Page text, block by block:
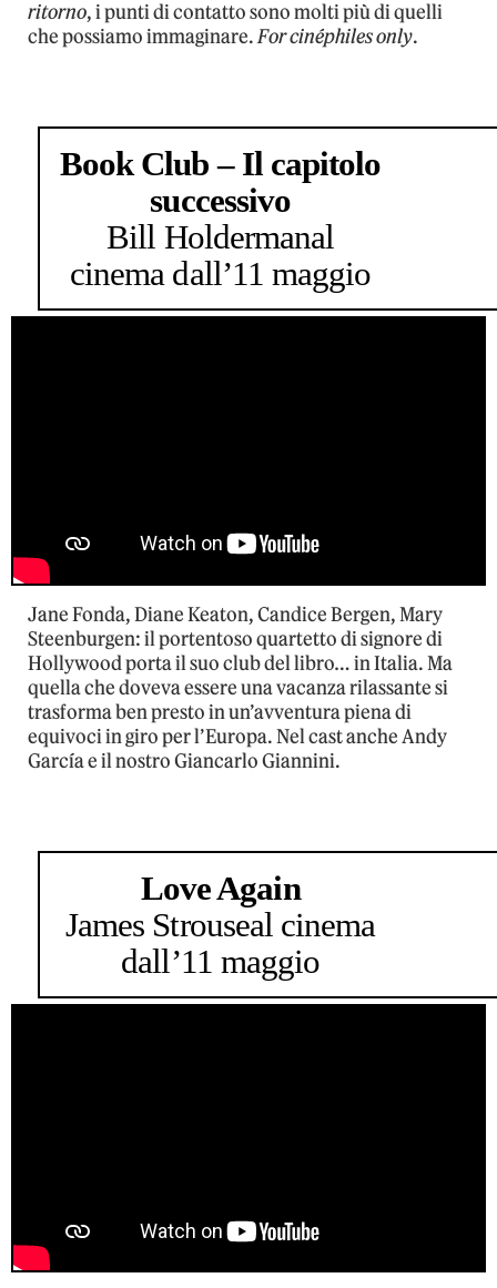
ritorno, i punti di contatto sono molti più di quelli
che possiamo immaginare.For cinéphiles only.
Book Club – Il capitolo
successivo
Bill Holdermanal
cinema dall’11 maggio
Jane Fonda, Diane Keaton, Candice Bergen, Mary
Steenburgen: il portentoso quartetto di signore di
Hollywood porta il suo club del libro… in Italia. Ma
quella che doveva essere una vacanza rilassante si
trasforma ben presto in un’avventura piena di
equivoci in giro per l’Europa. Nel cast anche Andy
García e il nostro Giancarlo Giannini.
Love Again
James Strouseal cinema
dall’11 maggio